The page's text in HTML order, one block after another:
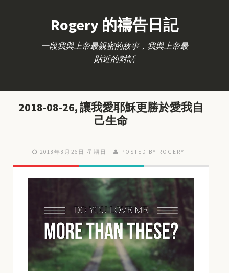
Rogery 的禱告日記
一段我與上帝最親密的故事，我與上帝最
貼近的對話
2018-08-26, 讓我愛耶穌更勝於愛我自
己生命
2018年8月26日 星期日 POSTED BY ROGERY